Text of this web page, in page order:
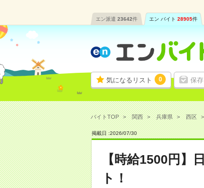
エン派遣 23642件 エン バイト 28905件
気になるリスト 0 保
バイトTOP 関西 兵庫県 西区
掲載日 :2026/07/30
【時給1500円】
ト！